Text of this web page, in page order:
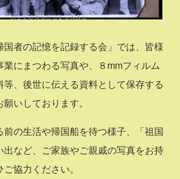
国者の記憶を記録する会」では、皆様
業にまつわる写真や、８mmフィルム
等、後世に伝える資料として保存する
いしております。
前の生活や帰国船を待つ様子、「祖国
出など、ご家族やご親戚の写真をお持
協力ください。